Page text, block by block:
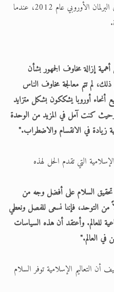
بشكل واضح جدًا خلال خطاب ألقاه في البرلمان الأوروبي عام 2012، عندما
إزالة مخاوف الجمهور بشأن
لم تتم معالجة مخاوف الناس
أوروبا يشككون بشكل متزايد
وحيث كنت آمل في المزيد من الوحدة
زيادة في الانقسام والاضطراب."
التي تقدم الحل لهذه
تحقيق السلام على أفضل وجه من
التوحد، فإننا نسعى للفصل ونعطي
للعالم. وأعتقد أن هذه السياسات
العالم."
التعاليم الإسلامية توفر السلام